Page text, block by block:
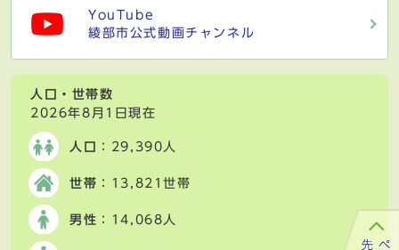
YouTube
綾部市公式動画チャンネル
人口・世帯数
2026年8月1日現在
人口 ：29,390人
世帯 ：13,821世帯
男性 ：14,068人